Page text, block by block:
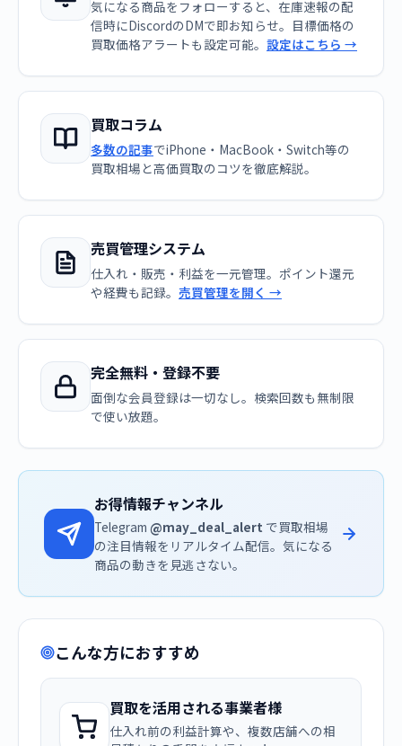
気になる商品をフォローすると、在庫速報の配
信時にDiscordのDMで即お知らせ。目標価格の
買取価格アラートも設定可能。 設定はこちら →
買取コラム
多数の記事でiPhone・MacBook・Switch等の
買取相場と高価買取のコツを徹底解説。
売買管理システム
仕入れ・販売・利益を一元管理。ポイント還元
や経費も記録。 売買管理を開く →
完全無料・登録不要
面倒な会員登録は一切なし。検索回数も無制限
で使い放題。
お得情報チャンネル
Telegram @may_deal_alert で買取相場
の注目情報をリアルタイム配信。気になる
商品の動きを見逃さない。
こんな方におすすめ
買取を活用される事業者様
仕入れ前の利益計算や、複数店舗への相